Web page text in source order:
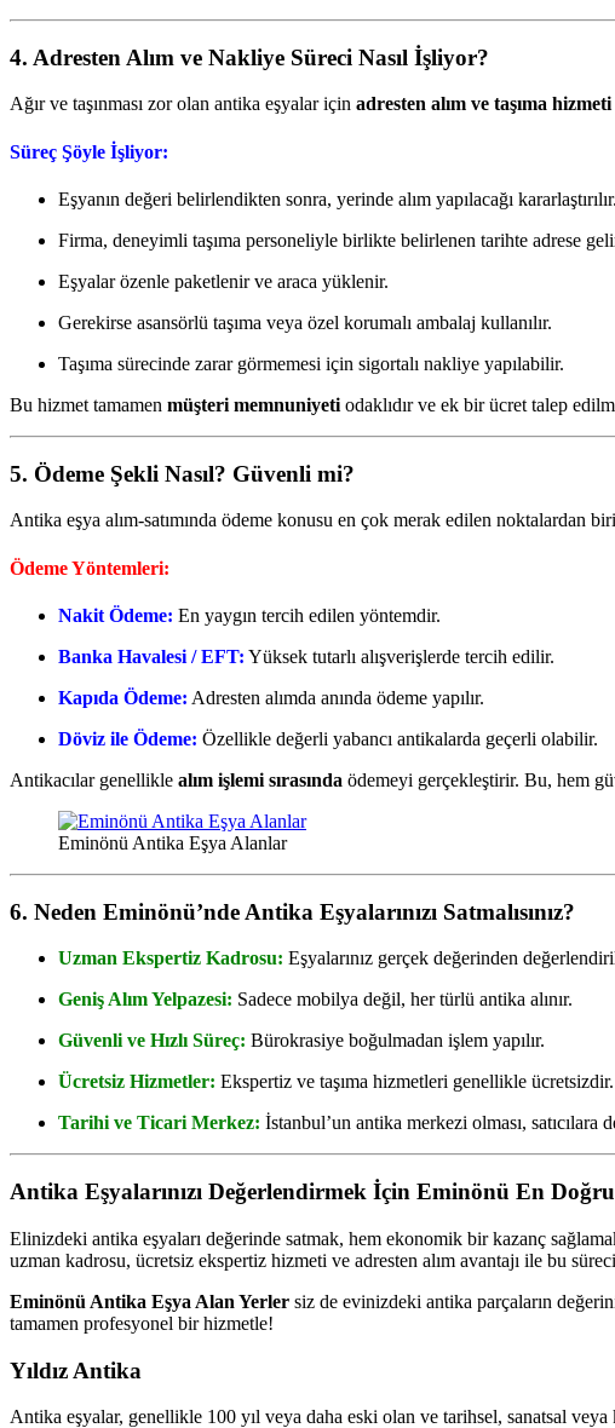
4. Adresten Alım ve Nakliye Süreci Nasıl İşliyor?
Ağır ve taşınması zor olan antika eşyalar için adresten alım ve taşıma hizmeti
Süreç Şöyle İşliyor:
Eşyanın değeri belirlendikten sonra, yerinde alım yapılacağı kararlaştırılır.
Firma, deneyimli taşıma personeliyle birlikte belirlenen tarihte adrese
Eşyalar özenle paketlenir ve araca yüklenir.
Gerekirse asansörlü taşıma veya özel korumalı ambalaj kullanılır.
Taşıma sürecinde zarar görmemesi için sigortalı nakliye yapılabilir.
Bu hizmet tamamen müşteri memnuniyeti odaklıdır ve ek bir ücret talep
5. Ödeme Şekli Nasıl? Güvenli mi?
Antika eşya alım-satımında ödeme konusu en çok merak edilen noktalardan
Ödeme Yöntemleri:
Nakit Ödeme: En yaygın tercih edilen yöntemdir.
Banka Havalesi / EFT: Yüksek tutarlı alışverişlerde tercih edilir.
Kapıda Ödeme: Adresten alımda anında ödeme yapılır.
Döviz ile Ödeme: Özellikle değerli yabancı antikalarda geçerli olabilir.
Antikacılar genellikle alım işlemi sırasında ödemeyi gerçekleştirir. Bu, hem
Eminönü Antika Eşya Alanlar
6. Neden Eminönü’nde Antika Eşyalarınızı Satmalısınız?
Uzman Ekspertiz Kadrosu: Eşyalarınız gerçek değerinden
Geniş Alım Yelpazesi: Sadece mobilya değil, her türlü antika alınır.
Güvenli ve Hızlı Süreç: Bürokrasiye boğulmadan işlem yapılır.
Ücretsiz Hizmetler: Ekspertiz ve taşıma hizmetleri genellikle ücretsizdir.
Tarihi ve Ticari Merkez: İstanbul’un antika merkezi olması, satıcılara
Antika Eşyalarınızı Değerlendirmek İçin Eminönü En
Elinizdeki antika eşyaları değerinde satmak, hem ekonomik bir kazanç
uzman kadrosu, ücretsiz ekspertiz hizmeti ve adresten alım avantajı ile bu
Eminönü Antika Eşya Alan Yerler siz de evinizdeki antika parçaların
tamamen profesyonel bir hizmetle!
Yıldız Antika
Antika eşyalar, genellikle 100 yıl veya daha eski olan ve tarihsel, sanatsal